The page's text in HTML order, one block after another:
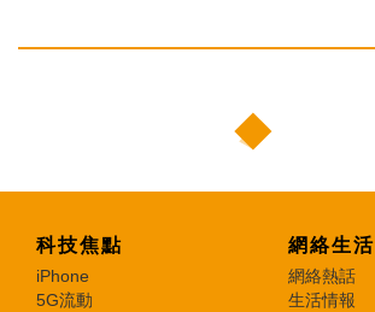
科技焦點
iPhone
5G流動
網絡生活
網絡熱話
生活情報